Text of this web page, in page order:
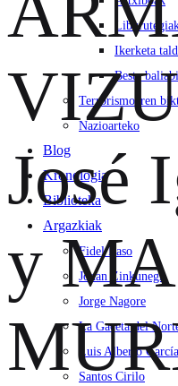
Liburutegiak
Ikerketa
Beste
Terrorismoaren
Nazioarteko
Blog
Kronologia
Biblioteka
Argazkiak
Fidel Raso
Jonan Zinkunegi
Jorge Nagore
La Gaceta del
Luis Alberto García
Santos Cirilo
José
y